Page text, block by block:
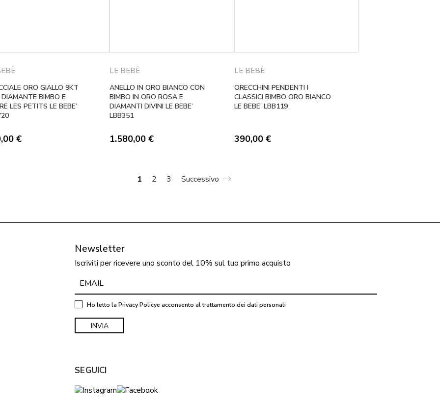
ORO GIALLO 9KT
BIMBO E
LES PETITS LE BEBE’
€
LE BEBÈ
ANELLO IN ORO BIANCO CON
BIMBO IN ORO ROSA E
DIAMANTI DIVINI LE BEBE’
LBB351
1.580,00 €
LE BEBÈ
ORECCHINI PENDENTI I
CLASSICI BIMBO ORO BIANCO
LE BEBE’ LBB119
390,00 €
1 2 3 Successivo
Newsletter
Iscriviti per ricevere uno sconto del 10% sul tuo primo acquisto
Ho letto laPrivacy Policye acconsento al trattamento dei dati personali
SEGUICI